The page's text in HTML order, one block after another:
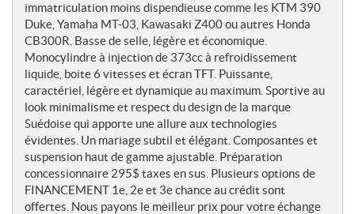
immatriculation moins dispendieuse comme les KTM 390
Duke, Yamaha MT-03, Kawasaki Z400 ou autres Honda
CB300R. Basse de selle, légère et économique.
Monocylindre à injection de 373cc à refroidissement
liquide, boite 6 vitesses et écran TFT. Puissante,
caractériel, légère et dynamique au maximum. Sportive au
look minimalisme et respect du design de la marque
Suédoise qui apporte une allure aux technologies
évidentes. Un mariage subtil et élégant. Composantes et
suspension haut de gamme ajustable. Préparation
concessionnaire 295$ taxes en sus. Plusieurs options de
FINANCEMENT 1e, 2e et 3e chance au crédit sont
offertes. Nous payons le meilleur prix pour votre échange